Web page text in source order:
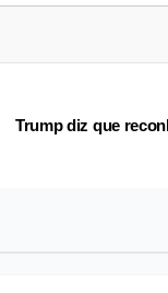
Trump diz que